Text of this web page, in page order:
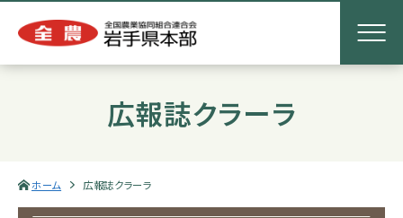
広報誌クラーラ
ホーム 広報誌クラーラ